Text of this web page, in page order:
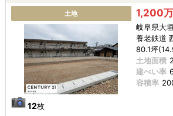
土地
12枚
1,200
岐阜県大
養老鉄道
80.1坪
土地面積
建ぺい率
容積率